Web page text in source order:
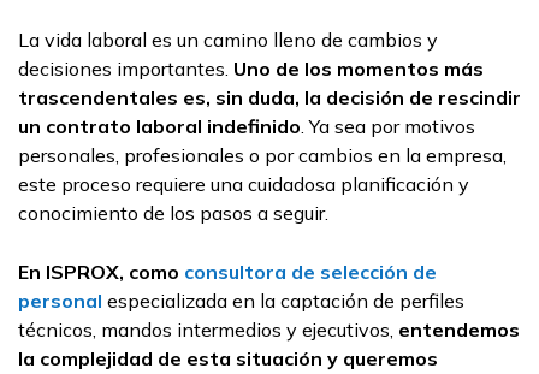
La vida laboral es un camino lleno de cambios y
decisiones importantes. Uno de los momentos más
trascendentales es, sin duda, la decisión de rescindir
un contrato laboral indefinido. Ya sea por motivos
personales, profesionales o por cambios en la empresa,
este proceso requiere una cuidadosa planificación y
conocimiento de los pasos a seguir.
En ISPROX, como consultora de selección de
personal especializada en la captación de perfiles
técnicos, mandos intermedios y ejecutivos, entendemos
la complejidad de esta situación y queremos